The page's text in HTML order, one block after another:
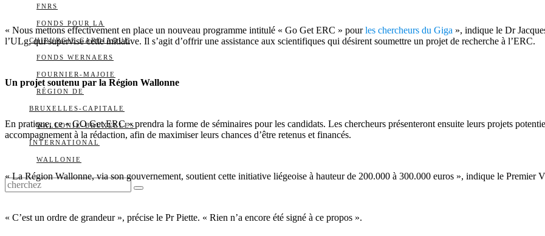
FNRS
FONDS POUR LA
CHIRURGIE CARDIAQUE
FONDS WERNAERS
FOURNIER-MAJOIE
RÉGION DE
BRUXELLES-CAPITALE
WALLONIE-BRUXELLES
INTERNATIONAL
WALLONIE
« Nous mettons effectivement en place un nouveau programme intitulé « Go Get ERC » pourles chercheurs du Giga », indique le Dr
l’ULg, qui supervise cette initiative. Il s’agit d’offrir une assistance aux scientifiques qui désirent soumettre un projet de recherche à l’ERC.
Un projet soutenu par la Région Wallonne
En pratique, ce « GO Get ERC » prendra la forme de séminaires pour les candidats. Les chercheurs présenteront ensuite leurs projets
accompagnement à la rédaction, afin de maximiser leurs chances d’être retenus et financés.
« La Région Wallonne, via son gouvernement, soutient cette initiative liégeoise à hauteur de 200.000 à 300.000 euros », indique le Premier
« C’est un ordre de grandeur », précise le Pr Piette. « Rien n’a encore été signé à ce propos ».